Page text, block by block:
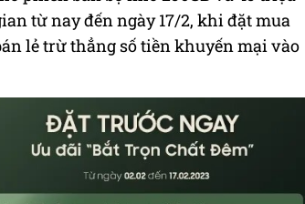
từ nay đến ngày 17/2, khi đặt mua
lẻ trừ thẳng số tiền khuyến mại vào